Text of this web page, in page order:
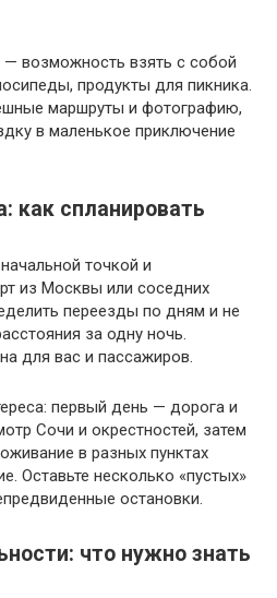
возможность взять с собой
продукты для пикника.
маршруты и фотографию,
в маленькое приключение
как спланировать
точкой и
из Москвы или соседних
переезды по дням и не
за одну ночь.
для вас и пассажиров.
первый день — дорога и
Сочи и окрестностей, затем
в разных пунктах
Оставьте несколько «пустых»
остановки.
что нужно знать